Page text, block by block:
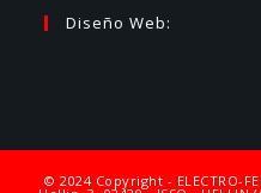
Diseño Web:
© 2024 Copyright - ELECTRO-